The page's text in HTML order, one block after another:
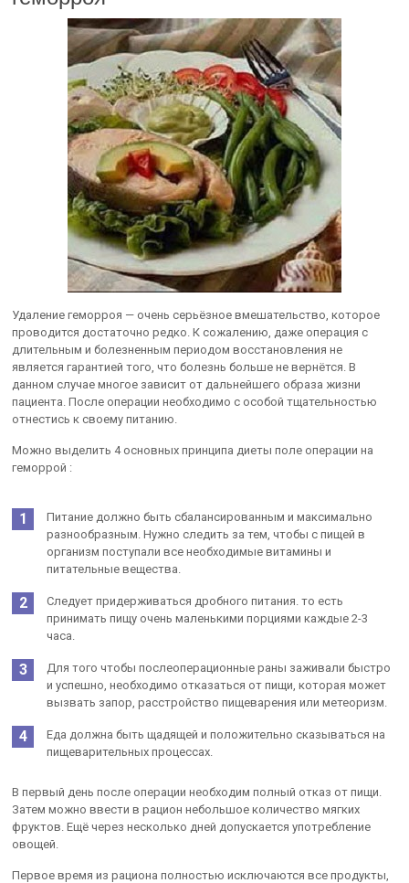
Удаление геморроя — очень серьёзное вмешательство, которое
проводится достаточно редко. К сожалению, даже операция с
длительным и болезненным периодом восстановления не
является гарантией того, что болезнь больше не вернётся. В
данном случае многое зависит от дальнейшего образа жизни
пациента. После операции необходимо с особой тщательностью
отнестись к своему питанию.
Можно выделить 4 основных принципа диеты поле операции на
геморрой :
Питание должно быть сбалансированным и максимально
разнообразным. Нужно следить за тем, чтобы с пищей в
организм поступали все необходимые витамины и
питательные вещества.
Следует придерживаться дробного питания. то есть
принимать пищу очень маленькими порциями каждые 2-3
часа.
Для того чтобы послеоперационные раны заживали быстро
и успешно, необходимо отказаться от пищи, которая может
вызвать запор, расстройство пищеварения или метеоризм.
Еда должна быть щадящей и положительно сказываться на
пищеварительных процессах.
В первый день после операции необходим полный отказ от пищи.
Затем можно ввести в рацион небольшое количество мягких
фруктов. Ещё через несколько дней допускается употребление
овощей.
Первое время из рациона полностью исключаются все продукты,